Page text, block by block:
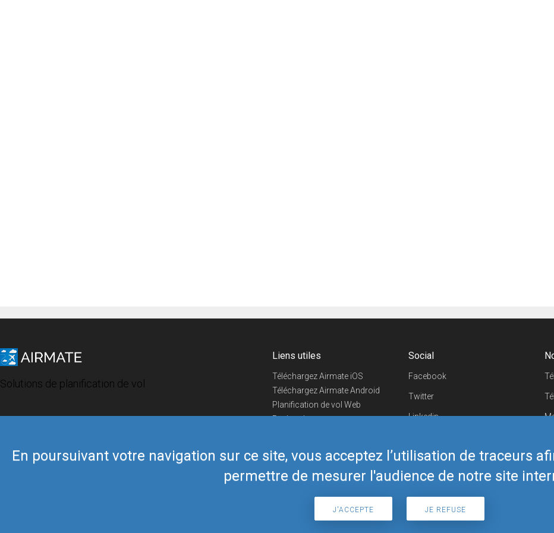
En poursuivant votre navigation sur ce site, vous acceptez l’utilisation de traceurs
permettre de mesurer l'audience de notre site
J'ACCEPTE JE REFUSE
Solutions de planification de vol
Liens utiles
Téléchargez Airmate iOS
Téléchargez Airmate Android
Planification de vol Web
Recherche
Boutique Airmate
Social
Facebook
Twitter
Linkedin
Telegram